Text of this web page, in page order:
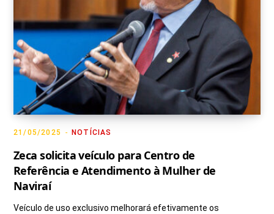
NOTÍCIAS
21/05/2025
Zeca solicita veículo para Centro de
Referência e Atendimento à Mulher de
Naviraí
Veículo de uso exclusivo melhorará efetivamente os